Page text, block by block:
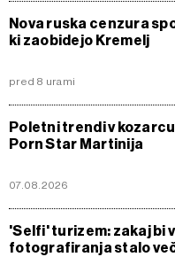
Nova ruska cenzura
ki zaobidejo Kremelj
pred 8 urami
Poletni trendi v
Porn Star Martinija
07.08.2026
'Selfi' turizem: zakaj bi
fotografiranja stalo